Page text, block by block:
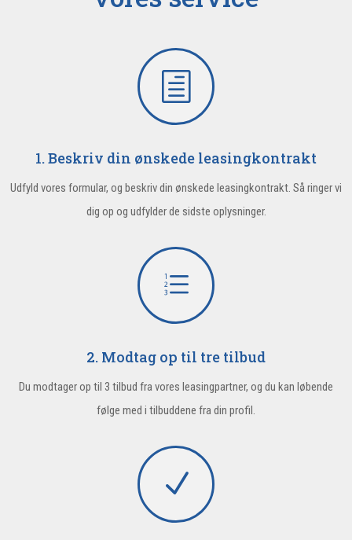
h
1. Beskriv din ønskede leasingkontrakt
Udfyld vores formular, og beskriv din ønskede leasingkontrakt. Så ringer vi
dig op og udfylder de sidste oplysninger.
e
2. Modtag op til tre tilbud
Du modtager op til 3 tilbud fra vores leasingpartner, og du kan løbende
følge med i tilbuddene fra din profil.
N